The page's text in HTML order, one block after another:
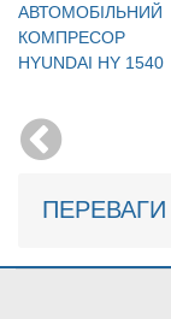
АВТОМОБІЛЬНИЙ
КОМПРЕСОР
HYUNDAI HY 1540
ПЕРЕВАГИ